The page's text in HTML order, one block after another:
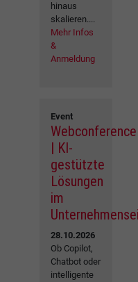
hinaus
skalieren....
Mehr Infos
&
Anmeldung
Event
Webconference
| KI-
gestützte
Lösungen
im
28.10.2026
Ob Copilot,
Chatbot oder
intelligente